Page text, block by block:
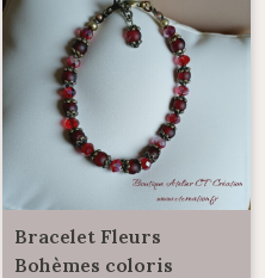
Bracelet Fleurs
Bohèmes coloris